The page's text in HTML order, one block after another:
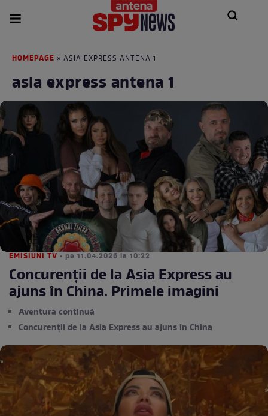
HOMEPAGE » ASIA EXPRESS ANTENA 1
asia express antena 1
EMISIUNI TV • pe 11.04.2026 la 10:22
Concurenții de la Asia Express au
ajuns în China. Primele imagini
Aventura continuă
Concurenții de la Asia Express au ajuns în China